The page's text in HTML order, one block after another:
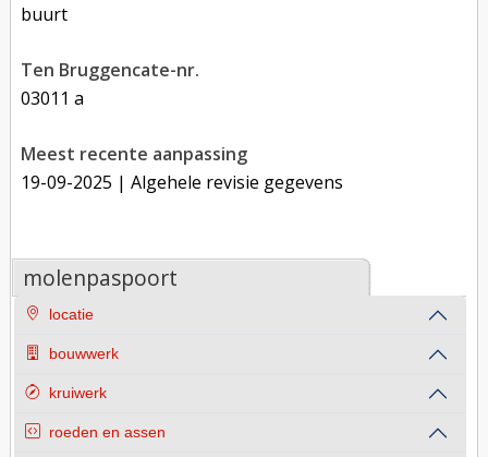
buurt
Ten Bruggencate-nr.
03011 a
Meest recente aanpassing
19-09-2025 | Algehele revisie gegevens
molenpaspoort
locatie
bouwwerk
kruiwerk
roeden en assen